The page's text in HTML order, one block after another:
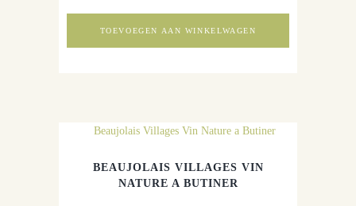
TOEVOEGEN AAN WINKELWAGEN
BEAUJOLAIS VILLAGES VIN
NATURE A BUTINER